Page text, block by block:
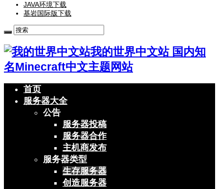
JAVA环境下载
基岩国际版下载
我的世界中文站 国内知
名Minecraft中文主题网站
首页
服务器大全
公告
服务器投稿
服务器合作
主机商发布
服务器类型
生存服务器
创造服务器